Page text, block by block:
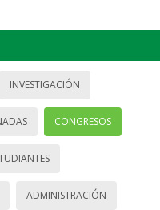
INVESTIGACIÓN
CONGRESOS
ADMINISTRACIÓN